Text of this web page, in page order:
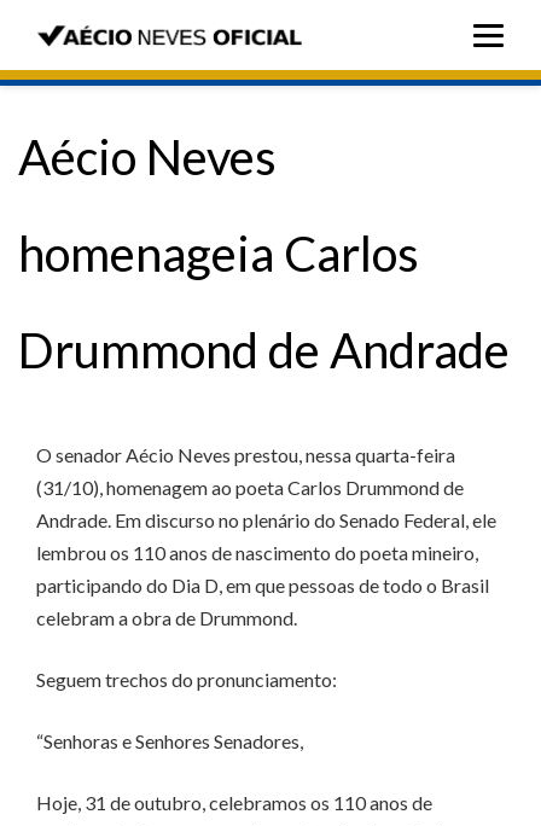
Aécio Neves
homenageia Carlos
Drummond de Andrade
O senador Aécio Neves prestou, nessa quarta-feira
(31/10), homenagem ao poeta Carlos Drummond de
Andrade. Em discurso no plenário do Senado Federal, ele
lembrou os 110 anos de nascimento do poeta mineiro,
participando do Dia D, em que pessoas de todo o Brasil
celebram a obra de Drummond.
Seguem trechos do pronunciamento:
“Senhoras e Senhores Senadores,
Hoje, 31 de outubro, celebramos os 110 anos de